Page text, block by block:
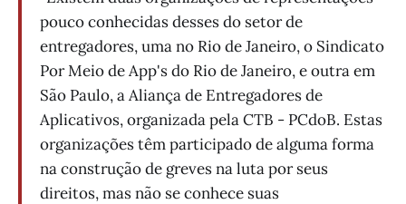
pouco conhecidas desses do setor de
entregadores, uma no Rio de Janeiro, o Sindicato
Por Meio de App's do Rio de Janeiro, e outra em
São Paulo, a Aliança de Entregadores de
Aplicativos, organizada pela CTB - PCdoB. Estas
organizações têm participado de alguma forma
na construção de greves na luta por seus
direitos, mas não se conhece suas